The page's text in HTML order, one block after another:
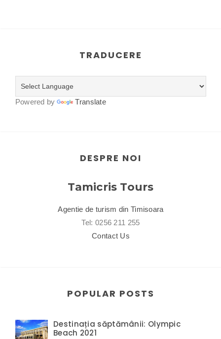
TRADUCERE
Powered by Translate
DESPRE NOI
Tamicris Tours
Agentie de turism din Timisoara
Tel: 0256 211 255
Contact Us
POPULAR POSTS
Destinația săptămânii: Olympic
Beach 2021